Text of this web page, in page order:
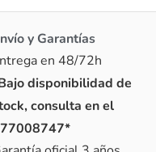
y Garantías
en 48/72h
disponibilidad de
consulta en el